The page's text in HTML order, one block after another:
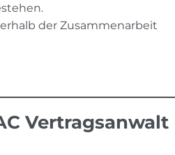
der Zusammenarbeit
Vertragsanwalt